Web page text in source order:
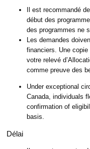
Il est recommandé
début des
des programmes ne
Les demandes
financiers. Une
votre relevé
comme preuve des
Under exceptional
Canada, individuals
confirmation of
basis.
Délai